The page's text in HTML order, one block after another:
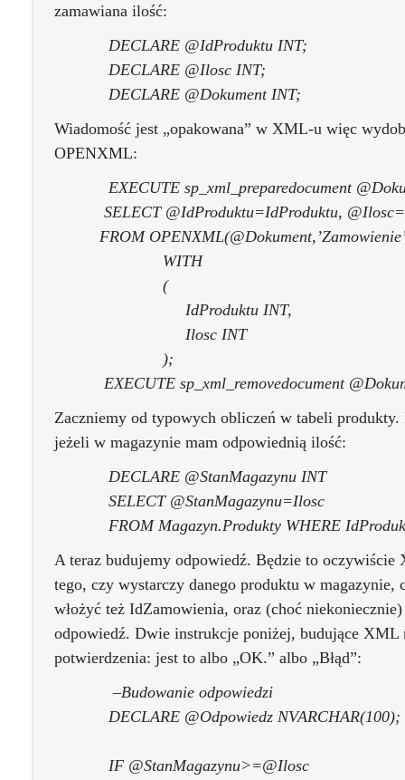
zamawiana ilość:
DECLARE @IdProduktu INT;
DECLARE @Ilosc INT;
DECLARE @Dokument INT;
Wiadomość jest „opakowana” w XML-u więc
OPENXML:
EXECUTE sp_xml_preparedocument
SELECT @IdProduktu=IdProduktu,
FROM
WITH
(
IdProduktu INT,
Ilosc INT
);
EXECUTE sp_xml_removedocument
Zaczniemy od typowych obliczeń w tabeli
jeżeli w magazynie mam odpowiednią ilość:
DECLARE @StanMagazynu INT
SELECT @StanMagazynu=Ilosc
FROM Magazyn.Produkty WHERE
A teraz budujemy odpowiedź. Będzie to
tego, czy wystarczy danego produktu w
włożyć też IdZamowienia, oraz (choć
odpowiedź. Dwie instrukcje poniżej, budujące
potwierdzenia: jest to albo „OK.” albo „Błąd”:
–Budowanie odpowiedzi
DECLARE @Odpowiedz NVARCHAR(100);
IF @StanMagazynu>=@Ilosc